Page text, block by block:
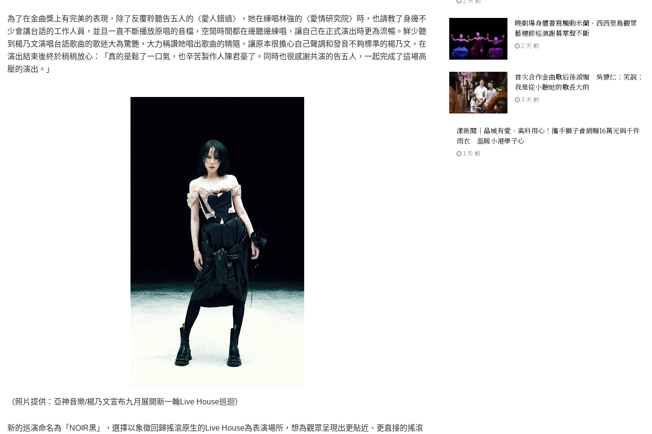
為了在金曲獎上有完美的表現，除了反覆聆聽告五人的〈愛人錯過〉，她在練唱林強的〈愛情研究院〉時，也請教了身邊不
少會講台語的工作人員，並且一直不斷播放原唱的音檔，空閒時間都在邊聽邊練唱，讓自己在正式演出時更為流暢。鮮少聽
到楊乃文演唱台語歌曲的歌迷大為驚艷，大力稱讚她唱出歌曲的精隨，讓原本很擔心自己聲調和發音不夠標準的楊乃文，在
演出結束後終於稍稍放心：「真的是鬆了一口氣，也辛苦製作人陳君豪了。同時也很感謝共演的告五人，一起完成了這場高
壓的演出。」
（照片提供：亞神音樂/楊乃文宣布九月展開新一輪Live House巡迴）
新的巡演命名為「NOIR黑」，選擇以象徵回歸搖滾原生的Live House為表演場所，想為觀眾呈現出更貼近、更直接的搖滾
曉劇場身體書寫觸動米蘭、西西里島觀眾
藝穗節巡演謝幕掌聲不斷
2 天 前
首次合作金曲歌后孫淑媚 吳慷仁：笑說：
我是從小聽她的歌長大的
3 天 前
漾新聞｜晶城有愛、高科用心！攜手獅子會捐贈16萬元與千件
雨衣 溫暖小港學子心
1 天 前